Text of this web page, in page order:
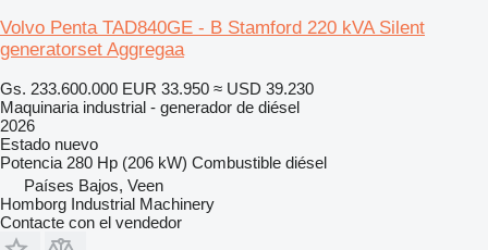
Volvo Penta TAD840GE - B Stamford 220 kVA Silent
generatorset Aggregaa
Gs. 233.600.000 EUR 33.950 ≈ USD 39.230
Maquinaria industrial - generador de diésel
2026
Estado nuevo
Potencia 280 Hp (206 kW) Combustible diésel
Países Bajos, Veen
Homborg Industrial Machinery
Contacte con el vendedor